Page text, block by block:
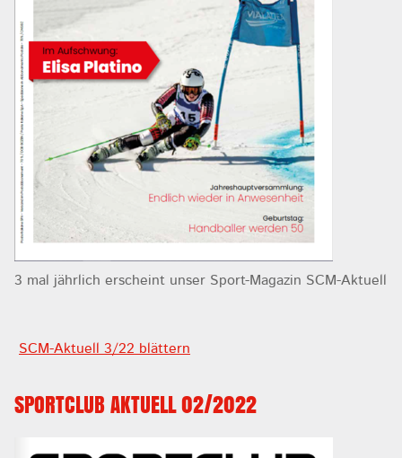
3 mal jährlich erscheint unser Sport-Magazin SCM-Aktuell
SCM-Aktuell 3/22 blättern
SPORTCLUB AKTUELL 02/2022